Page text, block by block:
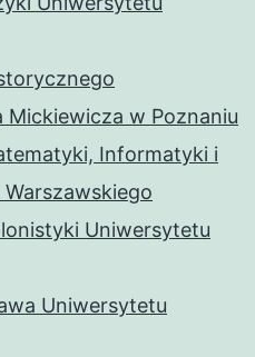
w Poznaniu
Informatyki i
Uniwersytetu
Uniwersytetu